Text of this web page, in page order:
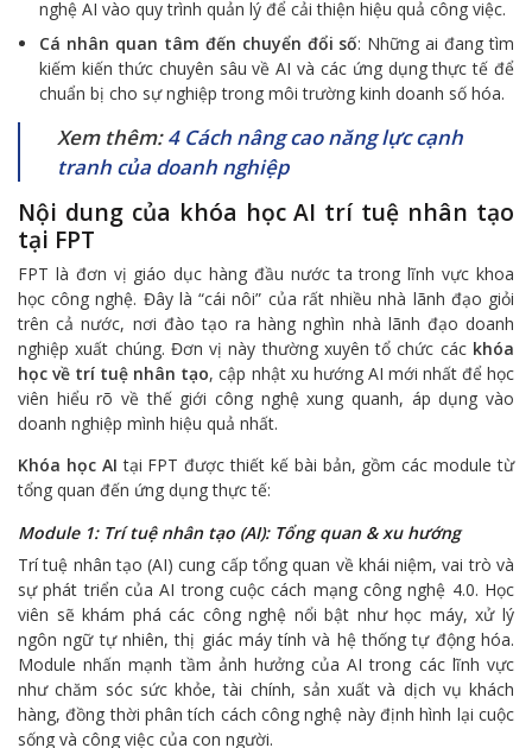
nghệ AI vào quy trình quản lý để cải thiện hiệu quả công việc.
Cá nhân quan tâm đến chuyển đổi số: Những ai đang tìm
kiếm kiến thức chuyên sâu về AI và các ứng dụng thực tế để
chuẩn bị cho sự nghiệp trong môi trường kinh doanh số hóa.
Xem thêm:4 Cách nâng cao năng lực cạnh
tranh của doanh nghiệp
Nội dung của khóa học AI trí tuệ nhân tạo
tại FPT
FPT là đơn vị giáo dục hàng đầu nước ta trong lĩnh vực khoa
học công nghệ. Đây là “cái nôi” của rất nhiều nhà lãnh đạo giỏi
trên cả nước, nơi đào tạo ra hàng nghìn nhà lãnh đạo doanh
nghiệp xuất chúng. Đơn vị này thường xuyên tổ chức các khóa
học về trí tuệ nhân tạo, cập nhật xu hướng AI mới nhất để học
viên hiểu rõ về thế giới công nghệ xung quanh, áp dụng vào
doanh nghiệp mình hiệu quả nhất.
Khóa học AI tại FPT được thiết kế bài bản, gồm các module từ
tổng quan đến ứng dụng thực tế:
Module 1: Trí tuệ nhân tạo (AI): Tổng quan & xu hướng
Trí tuệ nhân tạo (AI) cung cấp tổng quan về khái niệm, vai trò và
sự phát triển của AI trong cuộc cách mạng công nghệ 4.0. Học
viên sẽ khám phá các công nghệ nổi bật như học máy, xử lý
ngôn ngữ tự nhiên, thị giác máy tính và hệ thống tự động hóa.
Module nhấn mạnh tầm ảnh hưởng của AI trong các lĩnh vực
như chăm sóc sức khỏe, tài chính, sản xuất và dịch vụ khách
hàng, đồng thời phân tích cách công nghệ này định hình lại cuộc
sống và công việc của con người.